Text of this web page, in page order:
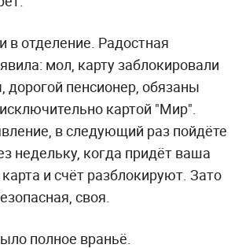
в отделение. Радостная
мол, карту заблокировали
дорогой пенсионер, обязаны
картой "Мир".
в следующий раз пойдёте
недельку, когда придёт ваша
и счёт разблокируют. Зато
своя.
полное враньё.